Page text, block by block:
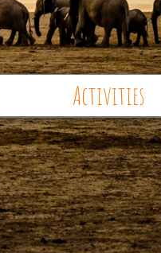
Activities